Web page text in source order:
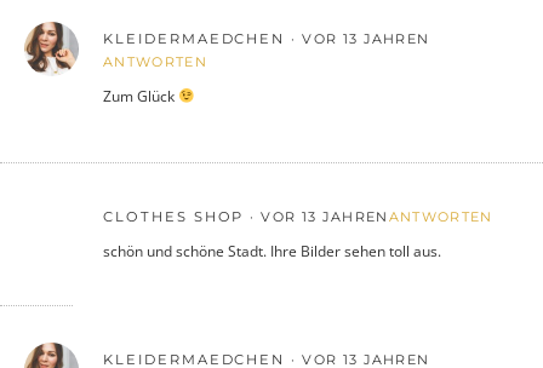
KLEIDERMAEDCHEN
VOR 13 JAHREN
ANTWORTEN
Zum Glück
CLOTHES SHOP VOR 13 JAHREN ANTWORTEN
schön und schöne Stadt. Ihre Bilder sehen toll aus.
KLEIDERMAEDCHEN
VOR 13 JAHREN